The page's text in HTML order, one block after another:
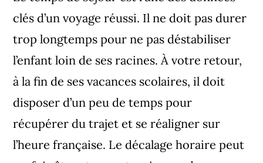
clés d’un voyage réussi. Il ne doit pas durer
trop longtemps pour ne pas déstabiliser
l’enfant loin de ses racines. À votre retour,
à la fin de ses vacances scolaires, il doit
disposer d’un peu de temps pour
récupérer du trajet et se réaligner sur
l’heure française. Le décalage horaire peut